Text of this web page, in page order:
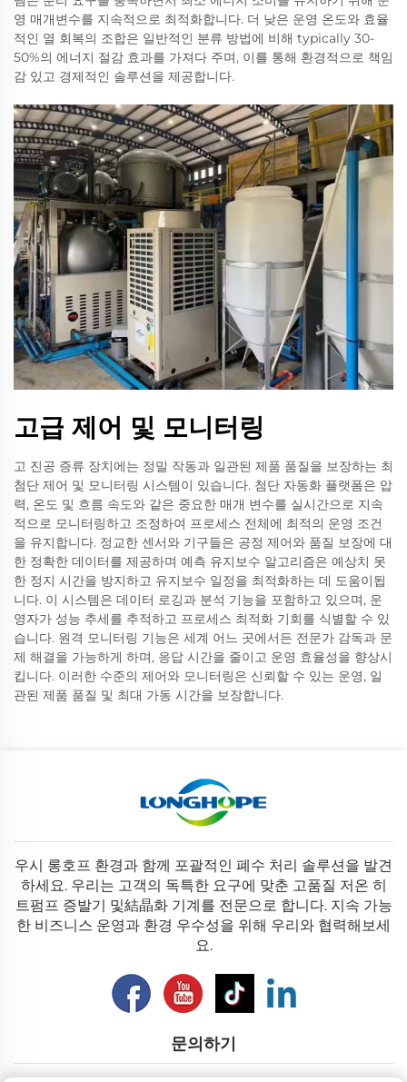
영 매개변수를 지속적으로 최적화합니다. 더 낮은 운영 온도와 효율
적인 열 회복의 조합은 일반적인 분류 방법에 비해 typically 30-
50%의 에너지 절감 효과를 가져다 주며, 이를 통해 환경적으로 책임
감 있고 경제적인 솔루션을 제공합니다.
고급 제어 및 모니터링
고 진공 증류 장치에는 정밀 작동과 일관된 제품 품질을 보장하는 최
첨단 제어 및 모니터링 시스템이 있습니다. 첨단 자동화 플랫폼은 압
력, 온도 및 흐름 속도와 같은 중요한 매개 변수를 실시간으로 지속
적으로 모니터링하고 조정하여 프로세스 전체에 최적의 운영 조건
을 유지합니다. 정교한 센서와 기구들은 공정 제어와 품질 보장에 대
한 정확한 데이터를 제공하며 예측 유지보수 알고리즘은 예상치 못
한 정지 시간을 방지하고 유지보수 일정을 최적화하는 데 도움이됩
니다. 이 시스템은 데이터 로깅과 분석 기능을 포함하고 있으며, 운
영자가 성능 추세를 추적하고 프로세스 최적화 기회를 식별할 수 있
습니다. 원격 모니터링 기능은 세계 어느 곳에서든 전문가 감독과 문
제 해결을 가능하게 하며, 응답 시간을 줄이고 운영 효율성을 향상시
킵니다. 이러한 수준의 제어와 모니터링은 신뢰할 수 있는 운영, 일
관된 제품 품질 및 최대 가동 시간을 보장합니다.
우시 롱호프 환경과 함께 포괄적인 폐수 처리 솔루션을 발견
하세요. 우리는 고객의 독특한 요구에 맞춘 고품질 저온 히
트펌프 증발기 및結晶화 기계를 전문으로 합니다. 지속 가능
한 비즈니스 운영과 환경 우수성을 위해 우리와 협력해보세
요.
문의하기